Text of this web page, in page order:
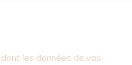
les données de vos